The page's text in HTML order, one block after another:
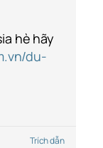
hè hãy
du-
Trích dẫn